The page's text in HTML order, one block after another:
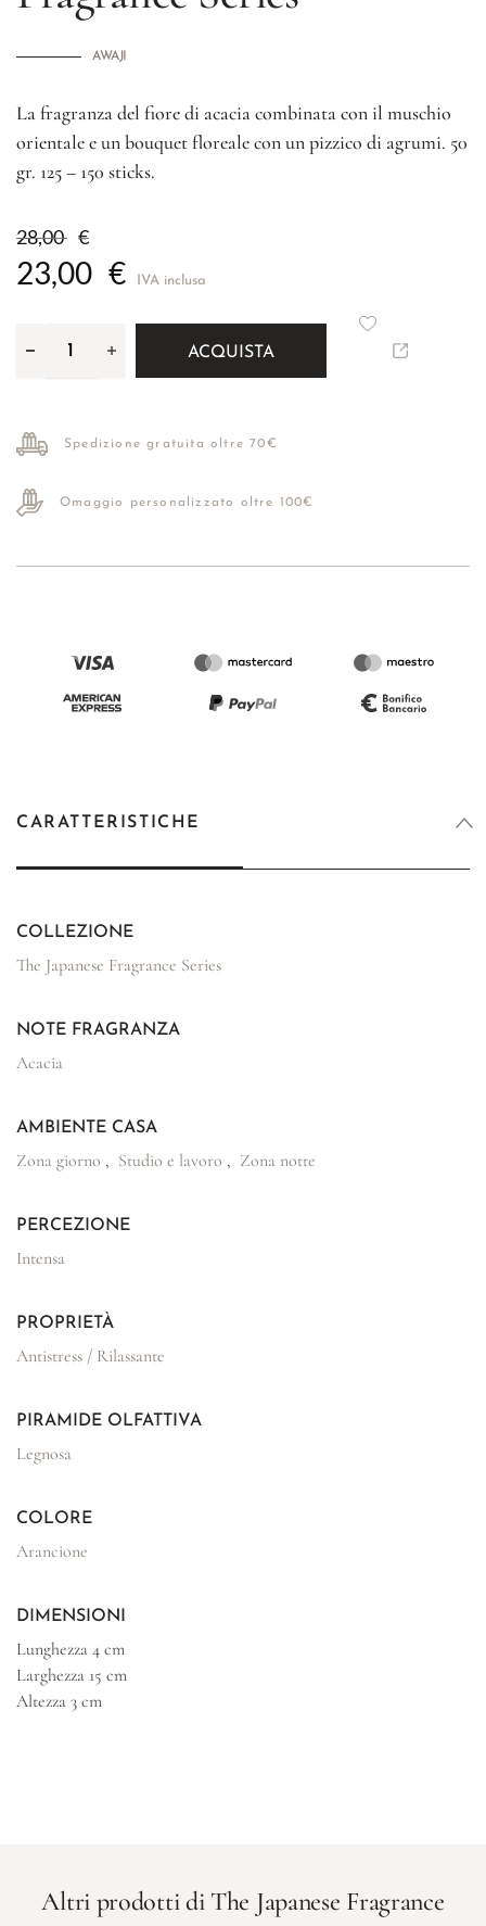
AWAJI
La fragranza del fiore di acacia combinata con il muschio
orientale e un bouquet floreale con un pizzico di agrumi. 50
gr. 125 – 150 sticks.
28,00 €
23,00 € IVA inclusa
ACQUISTA
Spedizione gratuita oltre 70€
Omaggio personalizzato oltre 100€
CARATTERISTICHE
COLLEZIONE
The Japanese Fragrance Series
NOTE FRAGRANZA
Acacia
AMBIENTE CASA
Zona giorno , Studio e lavoro , Zona notte
PERCEZIONE
Intensa
PROPRIETÀ
Antistress / Rilassante
PIRAMIDE OLFATTIVA
Legnosa
COLORE
Arancione
DIMENSIONI
Lunghezza 4 cm
Larghezza 15 cm
Altezza 3 cm
Altri prodotti di The Japanese Fragrance